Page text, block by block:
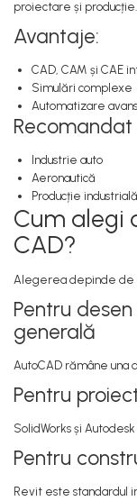
proiectare și producție.
Avantaje:
CAD, CAM și CAE
Simulări complexe
Automatizare
Recomandat
Industrie auto
Aeronautică
Producție industrială
Cum alegi
CAD?
Alegerea depinde de
Pentru
generală
AutoCAD rămâne una
Pentru
SolidWorks și
Pentru
Revit este standardul